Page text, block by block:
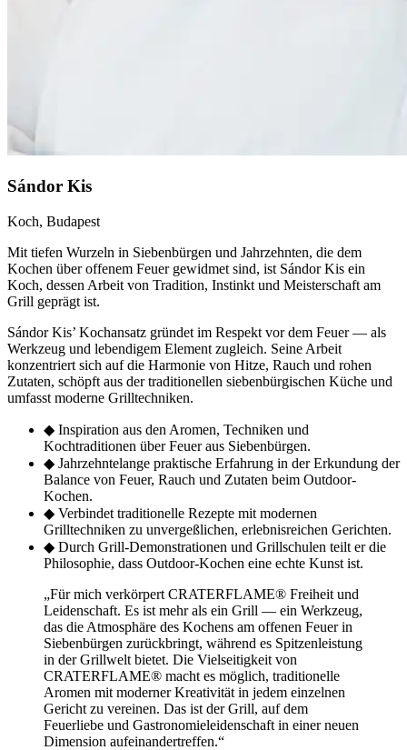
Sándor Kis
Koch, Budapest
Mit tiefen Wurzeln in Siebenbürgen und Jahrzehnten, die dem
Kochen über offenem Feuer gewidmet sind, ist Sándor Kis ein
Koch, dessen Arbeit von Tradition, Instinkt und Meisterschaft am
Grill geprägt ist.
Sándor Kis’ Kochansatz gründet im Respekt vor dem Feuer — als
Werkzeug und lebendigem Element zugleich. Seine Arbeit
konzentriert sich auf die Harmonie von Hitze, Rauch und rohen
Zutaten, schöpft aus der traditionellen siebenbürgischen Küche und
umfasst moderne Grilltechniken.
◆ Inspiration aus den Aromen, Techniken und
Kochtraditionen über Feuer aus Siebenbürgen.
◆ Jahrzehntelange praktische Erfahrung in der Erkundung der
Balance von Feuer, Rauch und Zutaten beim Outdoor-
Kochen.
◆ Verbindet traditionelle Rezepte mit modernen
Grilltechniken zu unvergeßlichen, erlebnisreichen Gerichten.
◆ Durch Grill-Demonstrationen und Grillschulen teilt er die
Philosophie, dass Outdoor-Kochen eine echte Kunst ist.
„Für mich verkörpert CRATERFLAME® Freiheit und
Leidenschaft. Es ist mehr als ein Grill — ein Werkzeug,
das die Atmosphäre des Kochens am offenen Feuer in
Siebenbürgen zurückbringt, während es Spitzenleistung
in der Grillwelt bietet. Die Vielseitigkeit von
CRATERFLAME® macht es möglich, traditionelle
Aromen mit moderner Kreativität in jedem einzelnen
Gericht zu vereinen. Das ist der Grill, auf dem
Feuerliebe und Gastronomieleidenschaft in einer neuen
Dimension aufeinandertreffen.“